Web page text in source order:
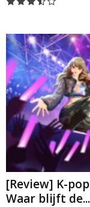
[Review] K-
Waar blijft de...